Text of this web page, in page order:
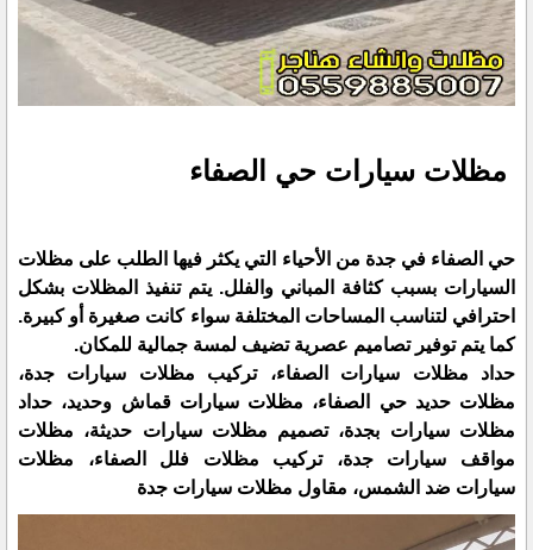
مظلات سيارات حي الصفاء
حي الصفاء في جدة من الأحياء التي يكثر فيها الطلب على مظلات
السيارات بسبب كثافة المباني والفلل. يتم تنفيذ المظلات بشكل
احترافي لتناسب المساحات المختلفة سواء كانت صغيرة أو كبيرة.
كما يتم توفير تصاميم عصرية تضيف لمسة جمالية للمكان.
حداد مظلات سيارات الصفاء، تركيب مظلات سيارات جدة،
مظلات حديد حي الصفاء، مظلات سيارات قماش وحديد، حداد
مظلات سيارات بجدة، تصميم مظلات سيارات حديثة، مظلات
مواقف سيارات جدة، تركيب مظلات فلل الصفاء، مظلات
سيارات ضد الشمس، مقاول مظلات سيارات جدة